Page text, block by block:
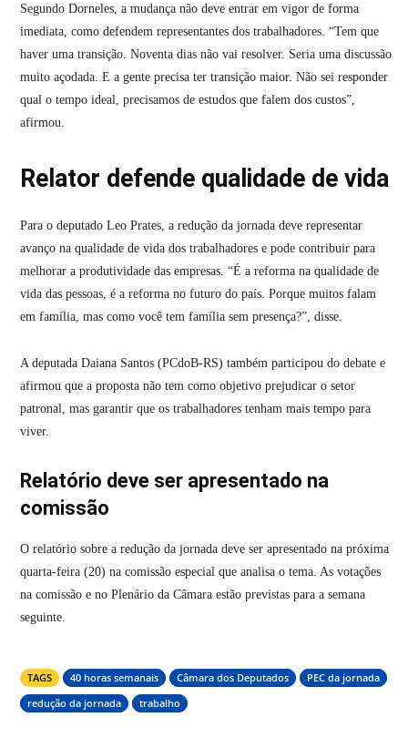
Segundo Dorneles, a mudança não deve entrar em vigor de forma
imediata, como defendem representantes dos trabalhadores. “Tem que
haver uma transição. Noventa dias não vai resolver. Seria uma discussão
muito açodada. E a gente precisa ter transição maior. Não sei responder
qual o tempo ideal, precisamos de estudos que falem dos custos”,
afirmou.
Relator defende qualidade de vida
Para o deputado Leo Prates, a redução da jornada deve representar
avanço na qualidade de vida dos trabalhadores e pode contribuir para
melhorar a produtividade das empresas. “É a reforma na qualidade de
vida das pessoas, é a reforma no futuro do país. Porque muitos falam
em família, mas como você tem família sem presença?”, disse.
A deputada Daiana Santos (PCdoB-RS) também participou do debate e
afirmou que a proposta não tem como objetivo prejudicar o setor
patronal, mas garantir que os trabalhadores tenham mais tempo para
viver.
Relatório deve ser apresentado na
comissão
O relatório sobre a redução da jornada deve ser apresentado na próxima
quarta-feira (20) na comissão especial que analisa o tema. As votações
na comissão e no Plenário da Câmara estão previstas para a semana
seguinte.
TAGS 40 horas semanais Câmara dos Deputados
PEC da jornada
redução da jornada
trabalho